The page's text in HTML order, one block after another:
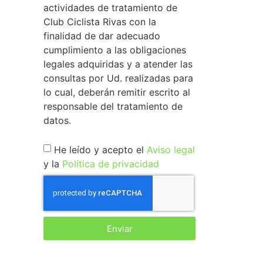
actividades de tratamiento de
Club Ciclista Rivas con la
finalidad de dar adecuado
cumplimiento a las obligaciones
legales adquiridas y a atender las
consultas por Ud. realizadas para
lo cual, deberán remitir escrito al
responsable del tratamiento de
datos.
He leído y acepto el Aviso legal
y la Política de privacidad
Enviar